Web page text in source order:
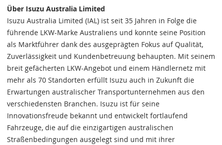
Über Isuzu Australia Limited
Isuzu Australia Limited (IAL) ist seit 35 Jahren in Folge die
führende LKW-Marke Australiens und konnte seine Position
als Marktführer dank des ausgeprägten Fokus auf Qualität,
Zuverlässigkeit und Kundenbetreuung behaupten. Mit seinem
breit gefächerten LKW-Angebot und einem Händlernetz mit
mehr als 70 Standorten erfüllt Isuzu auch in Zukunft die
Erwartungen australischer Transportunternehmen aus den
verschiedensten Branchen. Isuzu ist für seine
Innovationsfreude bekannt und entwickelt fortlaufend
Fahrzeuge, die auf die einzigartigen australischen
Straßenbedingungen ausgelegt sind und mit ihrer